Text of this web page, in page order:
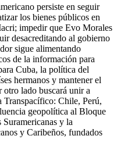
persiste en seguir
los bienes públicos en
impedir que Evo Morales
desacreditando al gobierno
sigue alimentando
de la información para
Cuba, la política del
hermanos y mantener el
lado buscará unir a
Transpacífico: Chile, Perú,
geopolítica al Bloque
y la
y Caribeños, fundados